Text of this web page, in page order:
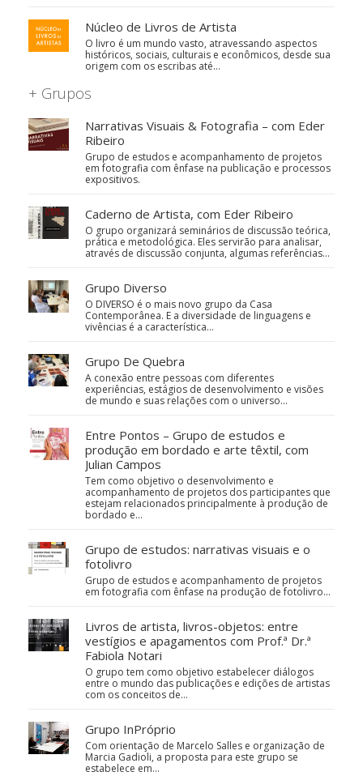
Núcleo de Livros de Artista
O livro é um mundo vasto, atravessando aspectos
históricos, sociais, culturais e econômicos, desde sua
origem com os escribas até…
+ Grupos
Narrativas Visuais & Fotografia – com Eder
Ribeiro
Grupo de estudos e acompanhamento de projetos
em fotografia com ênfase na publicação e processos
expositivos.
Caderno de Artista, com Eder Ribeiro
O grupo organizará seminários de discussão teórica,
prática e metodológica. Eles servirão para analisar,
através de discussão conjunta, algumas referências…
Grupo Diverso
O DIVERSO é o mais novo grupo da Casa
Contemporânea. E a diversidade de linguagens e
vivências é a característica…
Grupo De Quebra
A conexão entre pessoas com diferentes
experiências, estágios de desenvolvimento e visões
de mundo e suas relações com o universo…
Entre Pontos – Grupo de estudos e
produção em bordado e arte têxtil, com
Julian Campos
Tem como objetivo o desenvolvimento e
acompanhamento de projetos dos participantes que
estejam relacionados principalmente à produção de
bordado e…
Grupo de estudos: narrativas visuais e o
fotolivro
Grupo de estudos e acompanhamento de projetos
em fotografia com ênfase na produção de fotolivro...
Livros de artista, livros-objetos: entre
vestígios e apagamentos com Prof.ª Dr.ª
Fabiola Notari
O grupo tem como objetivo estabelecer diálogos
entre o mundo das publicações e edições de artistas
com os conceitos de…
Grupo InPróprio
Com orientação de Marcelo Salles e organização de
Marcia Gadioli, a proposta para este grupo se
estabelece em…